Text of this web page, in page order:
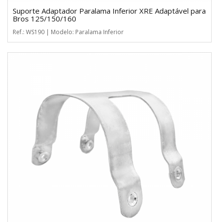
Suporte Adaptador Paralama Inferior XRE Adaptável para
Bros 125/150/160
Ref.: WS190 | Modelo: Paralama Inferior